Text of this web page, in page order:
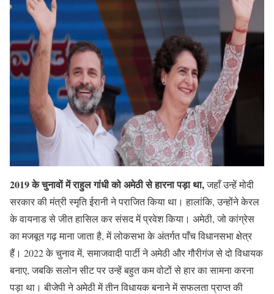
2019 के चुनावों में राहुल गांधी को अमेठी से हारना पड़ा था,जहाँ उन्हें मोदी
सरकार की मंत्री स्मृति ईरानी ने पराजित किया था। हालांकि, उन्होंने केरल
के वायनाड से जीत हासिल कर संसद में प्रवेश किया। अमेठी, जो कांग्रेस
का मजबूत गढ़ माना जाता है, में लोकसभा के अंतर्गत पाँच विधानसभा क्षेत्र
हैं। 2022 के चुनाव में, समाजवादी पार्टी ने अमेठी और गौरीगंज से दो विधायक
बनाए, जबकि सलोन सीट पर उन्हें बहुत कम वोटों से हार का सामना करना
पड़ा था। बीजेपी ने अमेठी में तीन विधायक बनाने में सफलता प्राप्त की